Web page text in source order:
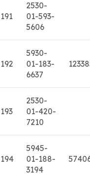
191
2530-
01-593-
5606
192
5930-
01-183-
6637
193
2530-
01-420-
7210
194
5945-
01-188-
3194